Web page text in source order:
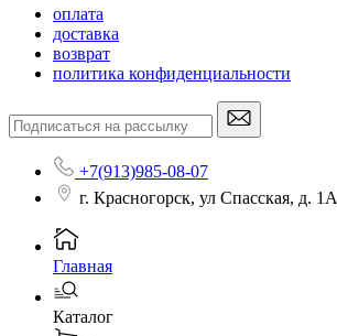
оплата
доставка
возврат
политика конфиденциальности
+7(913)985-08-07
г. Красногорск, ул Спасская, д. 1А
Главная
Каталог